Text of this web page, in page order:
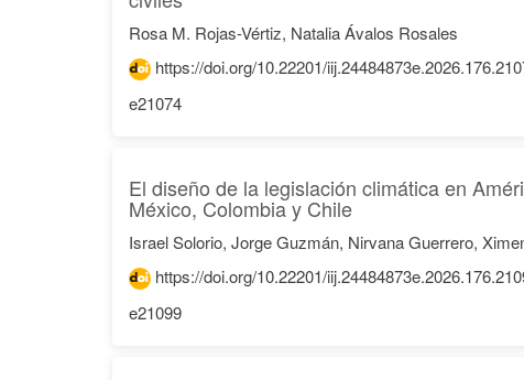
Rosa M. Rojas-Vértiz, Natalia Ávalos Rosales
https://doi.org/10.22201/
e21074
El diseño de la legislación climática en
México, Colombia y Chile
Israel Solorio, Jorge Guzmán, Nirvana Guerrero,
https://doi.org/10.22201/
e21099